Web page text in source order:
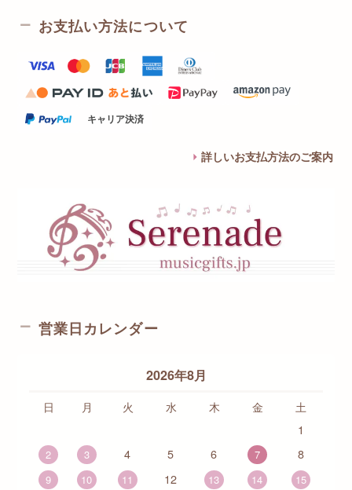
お支払い方法について
キャリア決済
詳しいお支払方法のご案内
営業日カレンダー
2026年8月
日 月 火 水 木 金
土
1
2 3 4 5 6 7 8
9 10 11 12 13 14
15